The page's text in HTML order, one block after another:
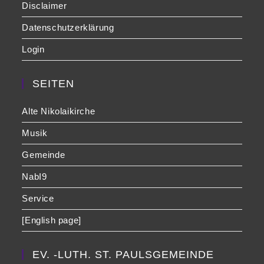
Disclaimer
Datenschutzerklärung
Login
SEITEN
Alte Nikolaikirche
Musik
Gemeinde
NabI9
Service
[English page]
EV. -LUTH. ST. PAULSGEMEINDE